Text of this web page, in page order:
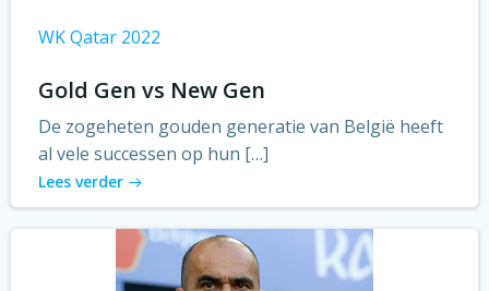
WK Qatar 2022
Gold Gen vs New Gen
De zogeheten gouden generatie van België heeft
al vele successen op hun […]
Lees verder